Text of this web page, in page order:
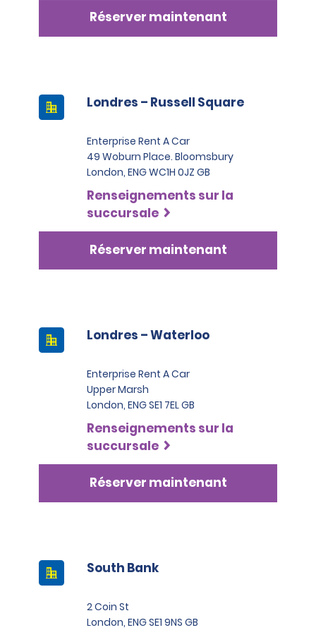
Réserver maintenant
Londres – Russell Square
Enterprise Rent A Car
49 Woburn Place. Bloomsbury
London, ENG WC1H 0JZ GB
Renseignements sur la
succursale
Réserver maintenant
Londres – Waterloo
Enterprise Rent A Car
Upper Marsh
London, ENG SE1 7EL GB
Renseignements sur la
succursale
Réserver maintenant
South Bank
2 Coin St
London, ENG SE1 9NS GB